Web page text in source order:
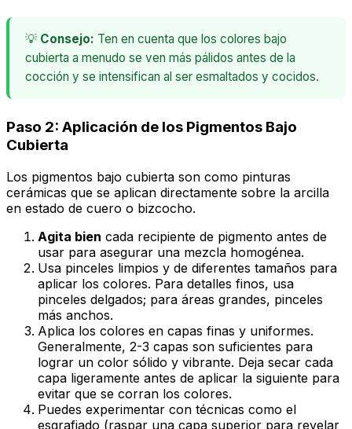
💡 Consejo: Ten en cuenta que los colores bajo
cubierta a menudo se ven más pálidos antes de la
cocción y se intensifican al ser esmaltados y cocidos.
Paso 2: Aplicación de los Pigmentos Bajo
Cubierta
Los pigmentos bajo cubierta son como pinturas
cerámicas que se aplican directamente sobre la arcilla
en estado de cuero o bizcocho.
Agita bien cada recipiente de pigmento antes de
usar para asegurar una mezcla homogénea.
Usa pinceles limpios y de diferentes tamaños para
aplicar los colores. Para detalles finos, usa
pinceles delgados; para áreas grandes, pinceles
más anchos.
Aplica los colores en capas finas y uniformes.
Generalmente, 2-3 capas son suficientes para
lograr un color sólido y vibrante. Deja secar cada
capa ligeramente antes de aplicar la siguiente para
evitar que se corran los colores.
Puedes experimentar con técnicas como el
esgrafiado (raspar una capa superior para revelar